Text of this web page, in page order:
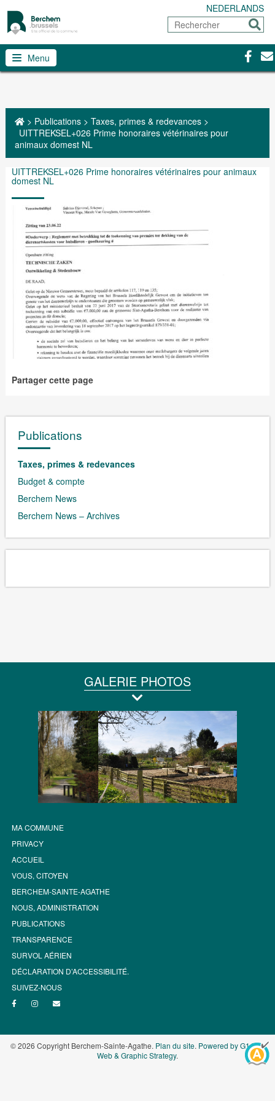
NEDERLANDS
Rechercher
Menu
> Publications> Taxes, primes & redevances>
UITTREKSEL+026 Prime honoraires vétérinaires pour
animaux domest NL
UITTREKSEL+026 Prime honoraires vétérinaires pour animaux
domest NL
Partager cette page
Publications
Taxes, primes & redevances
Budget & compte
Berchem News
Berchem News – Archives
GALERIE PHOTOS
MA COMMUNE
PRIVACY
ACCUEIL
VOUS, CITOYEN
BERCHEM-SAINTE-AGATHE
NOUS, ADMINISTRATION
PUBLICATIONS
TRANSPARENCE
SURVOL AÉRIEN
DÉCLARATION D’ACCESSIBILITÉ.
SUIVEZ-NOUS
© 2026 Copyright Berchem-Sainte-Agathe. Plan du site. Powered by G1.be -
Web & Graphic Strategy.